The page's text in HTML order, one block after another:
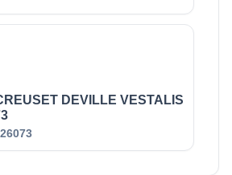
DEVILLE VESTALIS